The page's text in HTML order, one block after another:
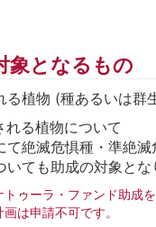
象となるもの
る植物 (種あるいは群
る植物について
て絶滅危惧種・準絶
ても助成の対象とな
トゥーラ・ファンド助成
は申請不可です。